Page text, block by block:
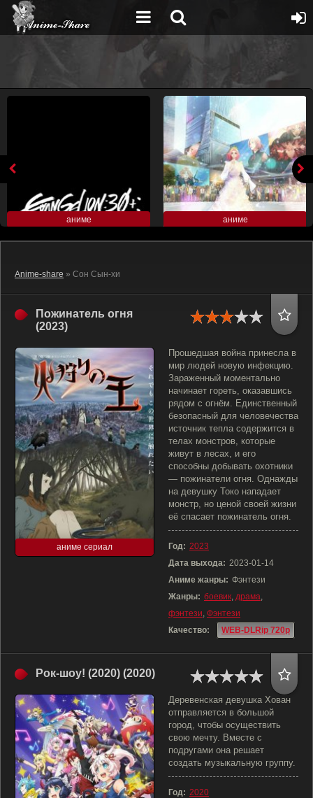
аниме аниме
Anime-share » Сон Сын-хи
Пожинатель огня
(2023)
аниме сериал
Прошедшая война принесла в
мир людей новую инфекцию.
Зараженный моментально
начинает гореть, оказавшись
рядом с огнём. Единственный
безопасный для человечества
источник тепла содержится в
телах монстров, которые
живут в лесах, и его
способны добывать охотники
— пожинатели огня. Однажды
на девушку Токо нападает
монстр, но ценой своей жизни
её спасает пожинатель огня.
Год: 2023
Дата выхода: 2023-01-14
Аниме жанры: Фэнтези
Жанры: боевик, драма,
фэнтези, Фэнтези
Качество:
WEB-DLRip 720p
Рок-шоу! (2020) (2020)
Деревенская девушка Хован
отправляется в большой
город, чтобы осуществить
свою мечту. Вместе с
подругами она решает
создать музыкальную группу.
Год: 2020